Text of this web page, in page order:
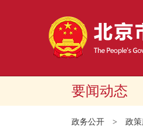
要闻动态
政务公开 > 政